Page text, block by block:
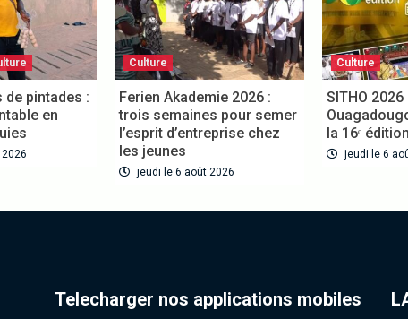
pintades :
en
Culture
Ferien Akademie 2026 :
trois semaines pour semer
l’esprit d’entreprise chez
les jeunes
jeudi le 6 août 2026
Culture
SITHO 2026 :
la 16ᵉ édition
jeudi le 6
Telecharger nos applications mobiles